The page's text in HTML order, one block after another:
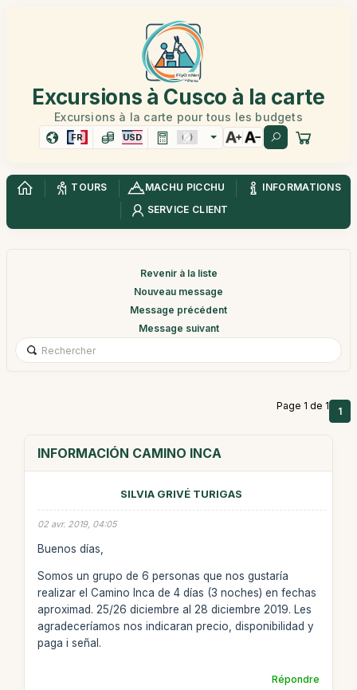
Excursions à Cusco à la carte
Excursions à la carte pour tous les budgets
FR USD
TOURS MACHU PICCHU
INFORMATIONS
SERVICE CLIENT
Revenir à la liste
Nouveau message
Message précédent
Message suivant
Page 1 de 1 1
INFORMACIÓN CAMINO INCA
SILVIA GRIVÉ TURIGAS
02 avr. 2019, 04:05
Buenos días,
Somos un grupo de 6 personas que nos gustaría
realizar el Camino Inca de 4 días (3 noches) en fechas
aproximad. 25/26 diciembre al 28 diciembre 2019. Les
agradeceríamos nos indicaran precio, disponibilidad y
paga i señal.
Répondre